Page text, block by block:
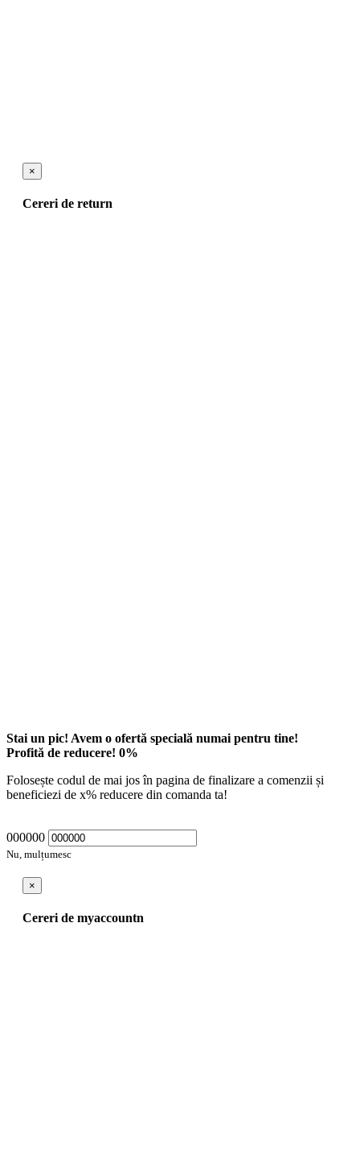
×
Cereri de return
Stai un pic! Avem o ofertă specială numai pentru tine!
Profită de reducere! 0%
Folosește codul de mai jos în pagina de finalizare a comenzii și
beneficiezi de x% reducere din comanda ta!
000000
Nu, mulțumesc
×
Cereri de myaccountn